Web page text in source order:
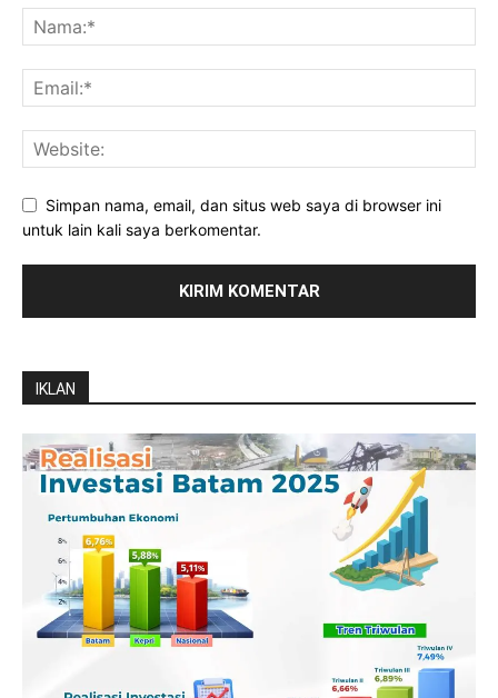
Simpan nama, email, dan situs web saya di browser ini
untuk lain kali saya berkomentar.
IKLAN